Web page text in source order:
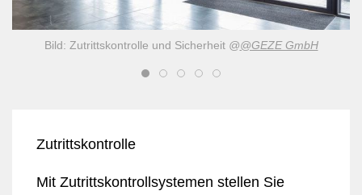
Bild: Zutrittskontrolle und Sicherheit @@GEZE GmbH
Zutrittskontrolle
Mit Zutrittskontrollsystemen stellen Sie